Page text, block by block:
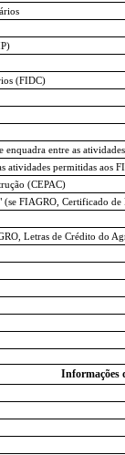
(FIDC)
enquadra entre as
atividades permitidas aos
(CEPAC)
FIAGRO, Certificado
Letras de Crédito do
Informações